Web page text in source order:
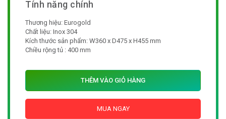
Thương hiệu: Eurogold
Chất liệu: Inox 304
Kích thước sản phẩm: W360 x D475 x H455 mm
Chiều rộng tủ : 400 mm
THÊM VÀO GIỎ HÀNG
MUA NGAY